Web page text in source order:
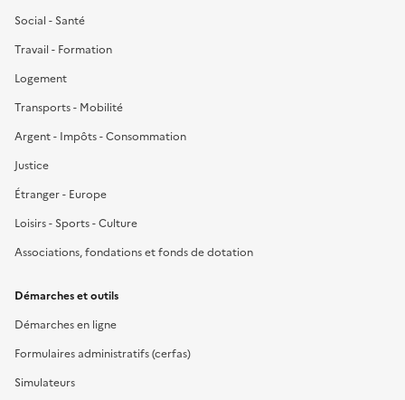
Social - Santé
Travail - Formation
Logement
Transports - Mobilité
Argent - Impôts - Consommation
Justice
Étranger - Europe
Loisirs - Sports - Culture
Associations, fondations et fonds de dotation
Démarches et outils
Démarches en ligne
Formulaires administratifs (cerfas)
Simulateurs